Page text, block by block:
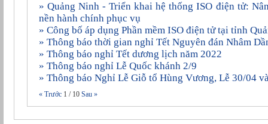
» Quảng Ninh - Triển khai hệ thống ISO điện tử: Nâng cao hiệu lực, hiệu quả
nền hành chính phục vụ
» Công bố áp dụng Phần mềm ISO điện tử tại tỉnh
» Thông báo thời gian nghỉ Tết Nguyên đán Nhâm
» Thông báo nghỉ Tết dương lịch năm 2022
» Thông báo nghỉ Lễ Quốc khánh 2/9
» Thông báo Nghỉ Lễ Giỗ tổ Hùng Vương, Lễ 30/04
« Trước 1 / 10 Sau »